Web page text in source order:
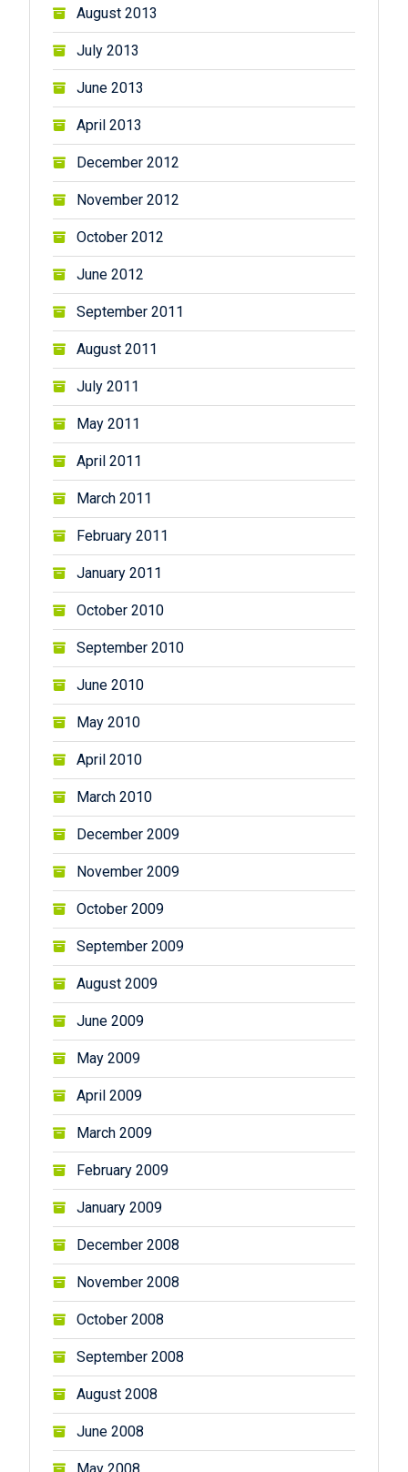
August 2013
July 2013
June 2013
April 2013
December 2012
November 2012
October 2012
June 2012
September 2011
August 2011
July 2011
May 2011
April 2011
March 2011
February 2011
January 2011
October 2010
September 2010
June 2010
May 2010
April 2010
March 2010
December 2009
November 2009
October 2009
September 2009
August 2009
June 2009
May 2009
April 2009
March 2009
February 2009
January 2009
December 2008
November 2008
October 2008
September 2008
August 2008
June 2008